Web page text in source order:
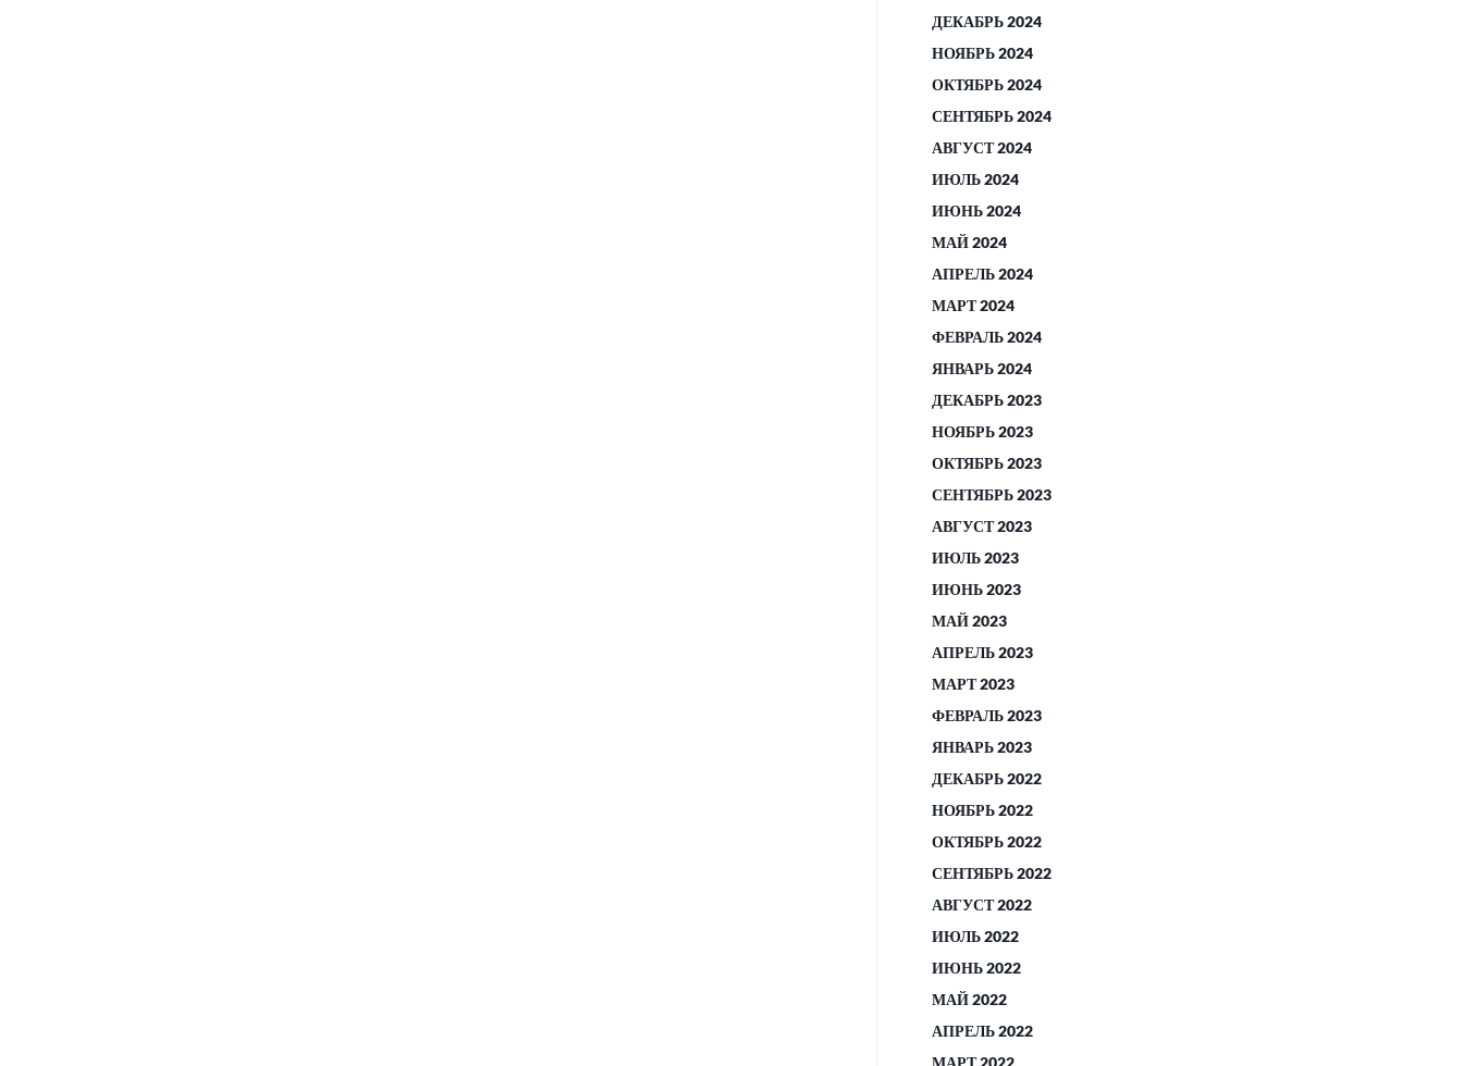
ДЕКАБРЬ 2024
НОЯБРЬ 2024
ОКТЯБРЬ 2024
СЕНТЯБРЬ 2024
АВГУСТ 2024
ИЮЛЬ 2024
ИЮНЬ 2024
МАЙ 2024
АПРЕЛЬ 2024
МАРТ 2024
ФЕВРАЛЬ 2024
ЯНВАРЬ 2024
ДЕКАБРЬ 2023
НОЯБРЬ 2023
ОКТЯБРЬ 2023
СЕНТЯБРЬ 2023
АВГУСТ 2023
ИЮЛЬ 2023
ИЮНЬ 2023
МАЙ 2023
АПРЕЛЬ 2023
МАРТ 2023
ФЕВРАЛЬ 2023
ЯНВАРЬ 2023
ДЕКАБРЬ 2022
НОЯБРЬ 2022
ОКТЯБРЬ 2022
СЕНТЯБРЬ 2022
АВГУСТ 2022
ИЮЛЬ 2022
ИЮНЬ 2022
МАЙ 2022
АПРЕЛЬ 2022
МАРТ 2022